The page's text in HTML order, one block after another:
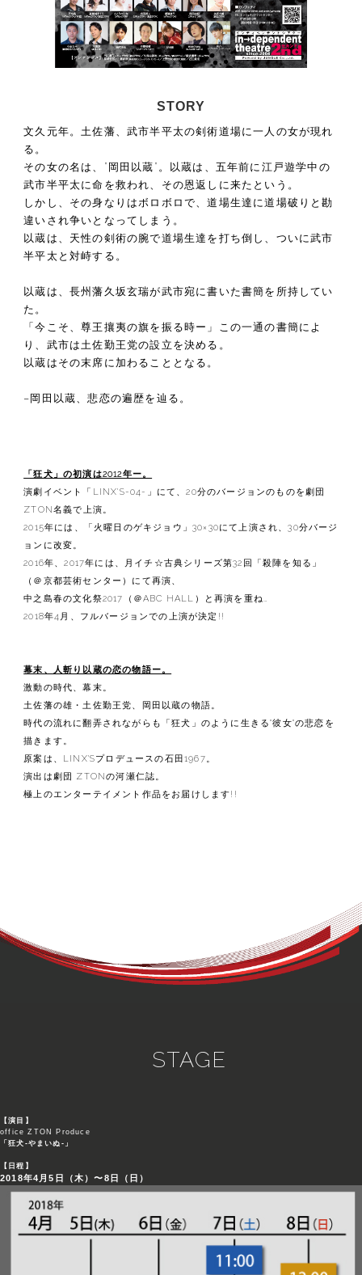
STORY
文久元年。土佐藩、武市半平太の剣術道場に一人の女が現れ
る。
その女の名は、”岡田以蔵”。以蔵は、五年前に江戸遊学中の
武市半平太に命を救われ、その恩返しに来たという。
しかし、その身なりはボロボロで、道場生達に道場破りと勘
違いされ争いとなってしまう。
以蔵は、天性の剣術の腕で道場生達を打ち倒し、ついに武市
半平太と対峙する。
以蔵は、長州藩久坂玄瑞が武市宛に書いた書簡を所持してい
た。
「今こそ、尊王攘夷の旗を振る時ー」この一通の書簡によ
り、武市は土佐勤王党の設立を決める。
以蔵はその末席に加わることとなる。
−岡田以蔵、悲恋の遍歴を辿る。
「狂犬」の初演は2012年ー。
演劇イベント「LINX'S-04-」にて、20分のバージョンのものを劇団
ZTON名義で上演。
2015年には、「火曜日のゲキジョウ」30×30にて上演され、30分バージ
ョンに改変。
2016年、2017年には、月イチ☆古典シリーズ第32回「殺陣を知る」
（＠京都芸術センター）にて再演、
中之島春の文化祭2017（＠ABC HALL）と再演を重ね…
2018年4月、フルバージョンでの上演が決定!!
幕末、人斬り以蔵の恋の物語ー。
激動の時代、幕末。
土佐藩の雄・土佐勤王党、岡田以蔵の物語。
時代の流れに翻弄されながらも「狂犬」のように生きる"彼女"の悲恋を
描きます。
原案は、LINX'Sプロデュースの石田1967。
演出は劇団 ZTONの河瀬仁誌。
極上のエンターテイメント作品をお届けします!!
STAGE
【演目】
office ZTON Produce
「狂犬-やまいぬ-」
【日程】
2018年4月5日（木）〜8日（日）